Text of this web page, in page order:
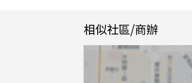
相似社區/商辦